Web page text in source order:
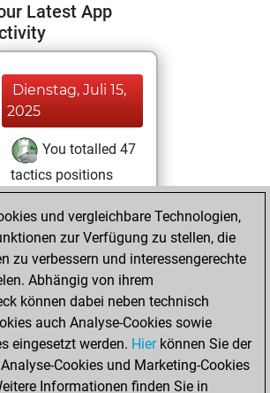
Latest App
Dienstag, Juli 15,
2025
You totalled 47
tactics positions
Tactics
solved 44 tactics
positions
an Elo of 2005 in
tactics positions
Donnerstag, März
27, 2025
und vergleichbare Technologien,
zur Verfügung zu stellen, die
zu verbessern und interessengerechte
Abhängig von ihrem
können dabei neben technisch
auch Analyse-Cookies sowie
eingesetzt werden. Hierkönnen Sie der
Cookies und Marketing-Cookies
Informationen finden Sie in